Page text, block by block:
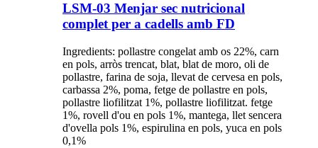
LSM-03 Menjar sec nutricional
complet per a cadells amb FD
Ingredients: pollastre congelat amb os 22%, carn
en pols, arròs trencat, blat, blat de moro, oli de
pollastre, farina de soja, llevat de cervesa en pols,
carbassa 2%, poma, fetge de pollastre en pols,
pollastre liofilitzat 1%, pollastre liofilitzat. fetge
1%, rovell d'ou en pols 1%, mantega, llet sencera
d'ovella pols 1%, espirulina en pols, yuca en pols
0,1%